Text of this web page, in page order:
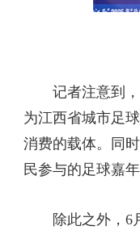
记者注意到，“
为江西省城市足
消费的载体。同
民参与的足球嘉
除此之外，6月